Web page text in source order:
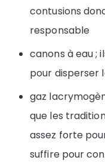
contusions
responsable
canons à eau ;
pour disperser
gaz
que les
assez forte
suffire pour